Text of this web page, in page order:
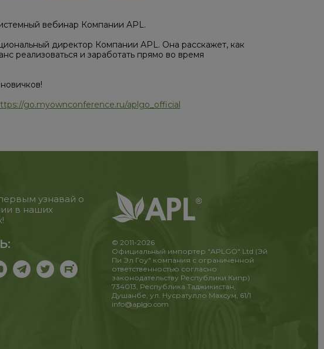
вебинар Компании APL.
директор Компании APL. Она расскажет, как
реализоваться и заработать прямо во время
go.myownconference.ru/aplgo_official
узнавай о
в наших
© 2011-2026
Официальный импортер "APLGO" Ltd (Эй
Пи Эл Гоу" компания с ограниченной
ответственностью согласно
законодательству Республики Кипр)
734013, Республика Таджикистан,
Душанбе, ул. Нусратулло Махсум, 61/1
info@aplgo.com